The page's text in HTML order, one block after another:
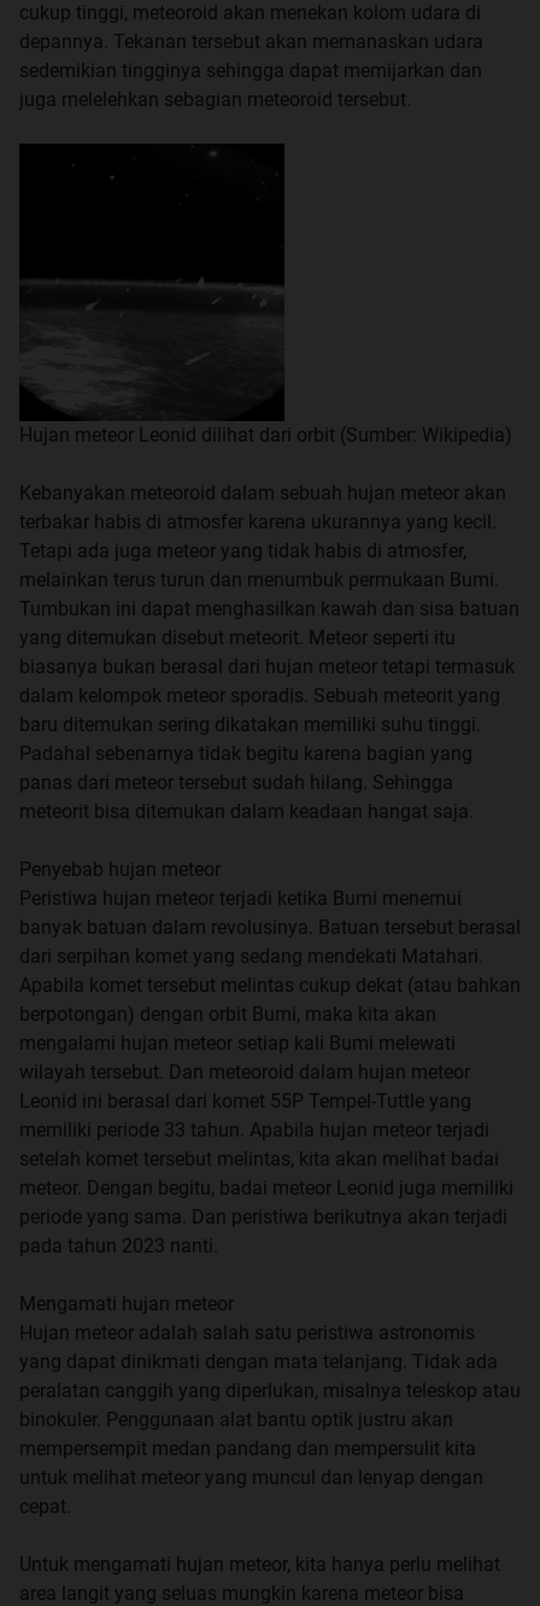
cukup tinggi, meteoroid akan menekan kolom udara di
depannya. Tekanan tersebut akan memanaskan udara
sedemikian tingginya sehingga dapat memijarkan dan
juga melelehkan sebagian meteoroid tersebut.
Hujan meteor Leonid dilihat dari orbit (Sumber: Wikipedia)
Kebanyakan meteoroid dalam sebuah hujan meteor akan
terbakar habis di atmosfer karena ukurannya yang kecil.
Tetapi ada juga meteor yang tidak habis di atmosfer,
melainkan terus turun dan menumbuk permukaan Bumi.
Tumbukan ini dapat menghasilkan kawah dan sisa batuan
yang ditemukan disebut meteorit. Meteor seperti itu
biasanya bukan berasal dari hujan meteor tetapi termasuk
dalam kelompok meteor sporadis. Sebuah meteorit yang
baru ditemukan sering dikatakan memiliki suhu tinggi.
Padahal sebenarnya tidak begitu karena bagian yang
panas dari meteor tersebut sudah hilang. Sehingga
meteorit bisa ditemukan dalam keadaan hangat saja.
Penyebab hujan meteor
Peristiwa hujan meteor terjadi ketika Bumi menemui
banyak batuan dalam revolusinya. Batuan tersebut berasal
dari serpihan komet yang sedang mendekati Matahari.
Apabila komet tersebut melintas cukup dekat (atau bahkan
berpotongan) dengan orbit Bumi, maka kita akan
mengalami hujan meteor setiap kali Bumi melewati
wilayah tersebut. Dan meteoroid dalam hujan meteor
Leonid ini berasal dari komet 55P Tempel-Tuttle yang
memiliki periode 33 tahun. Apabila hujan meteor terjadi
setelah komet tersebut melintas, kita akan melihat badai
meteor. Dengan begitu, badai meteor Leonid juga memiliki
periode yang sama. Dan peristiwa berikutnya akan terjadi
pada tahun 2023 nanti.
Mengamati hujan meteor
Hujan meteor adalah salah satu peristiwa astronomis
yang dapat dinikmati dengan mata telanjang. Tidak ada
peralatan canggih yang diperlukan, misalnya teleskop atau
binokuler. Penggunaan alat bantu optik justru akan
mempersempit medan pandang dan mempersulit kita
untuk melihat meteor yang muncul dan lenyap dengan
cepat.
Untuk mengamati hujan meteor, kita hanya perlu melihat
area langit yang seluas mungkin karena meteor bisa